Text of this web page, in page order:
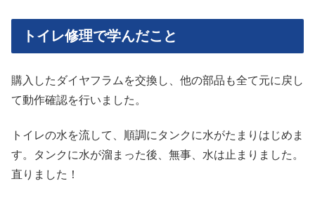
トイレ修理で学んだこと
購入したダイヤフラムを交換し、他の部品も全て元に戻し
て動作確認を行いました。
トイレの水を流して、順調にタンクに水がたまりはじめま
す。タンクに水が溜まった後、無事、水は止まりました。
直りました！